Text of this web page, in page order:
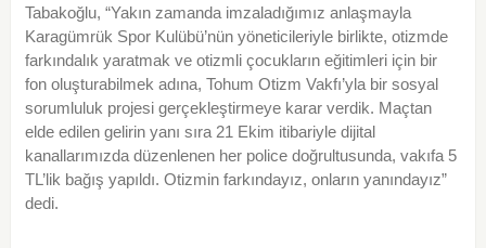
Tabakoğlu, “Yakın zamanda imzaladığımız anlaşmayla
Karagümrük Spor Kulübü’nün yöneticileriyle birlikte, otizmde
farkındalık yaratmak ve otizmli çocukların eğitimleri için bir
fon oluşturabilmek adına, Tohum Otizm Vakfı’yla bir sosyal
sorumluluk projesi gerçekleştirmeye karar verdik. Maçtan
elde edilen gelirin yanı sıra 21 Ekim itibariyle dijital
kanallarımızda düzenlenen her police doğrultusunda, vakıfa 5
TL’lik bağış yapıldı. Otizmin farkındayız, onların yanındayız”
dedi.